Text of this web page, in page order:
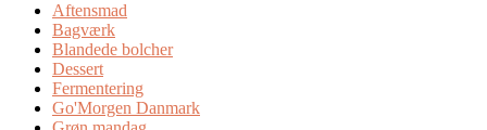
Aftensmad
Bagværk
Blandede bolcher
Dessert
Fermentering
Go'Morgen Danmark